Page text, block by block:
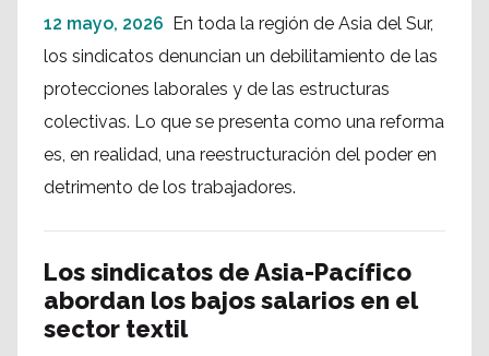
12 mayo, 2026 En toda la región de Asia del Sur,
los sindicatos denuncian un debilitamiento de las
protecciones laborales y de las estructuras
colectivas. Lo que se presenta como una reforma
es, en realidad, una reestructuración del poder en
detrimento de los trabajadores.
Los sindicatos de Asia-Pacífico
abordan los bajos salarios en el
sector textil